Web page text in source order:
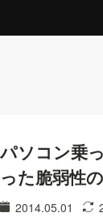
パソコン乗
った脆弱性
2014.05.01